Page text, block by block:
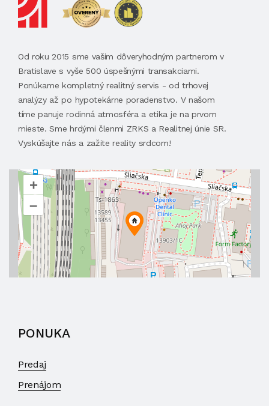
Od roku 2015 sme vašim dôveryhodným partnerom v
Bratislave s vyše 500 úspešnými transakciami.
Ponúkame kompletný realitný servis - od trhovej
analýzy až po hypotekárne poradenstvo. V našom
tíme panuje rodinná atmosféra a etika je na prvom
mieste. Sme hrdými členmi ZRKS a Realitnej únie SR.
Vyskúšajte nás a zažite reality srdcom!
+
–
PONUKA
Predaj
Prenájom